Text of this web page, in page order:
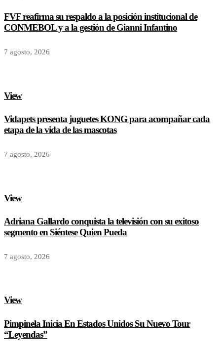
FVF reafirma su respaldo a la posición institucional de
CONMEBOL y a la gestión de Gianni Infantino
7 agosto, 2026
View
Vidapets presenta juguetes KONG para acompañar cada
etapa de la vida de las mascotas
7 agosto, 2026
View
Adriana Gallardo conquista la televisión con su exitoso
segmento en Siéntese Quien Pueda
7 agosto, 2026
View
Pimpinela Inicia En Estados Unidos Su Nuevo Tour
“Leyendas”